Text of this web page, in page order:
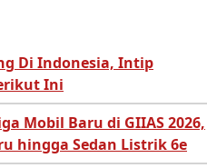
Di Indonesia, Intip
Ini
Mobil Baru di GIIAS 2026,
hingga Sedan Listrik 6e